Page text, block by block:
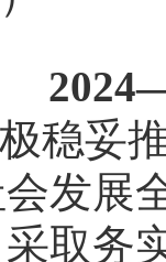
稳妥
发展
取务